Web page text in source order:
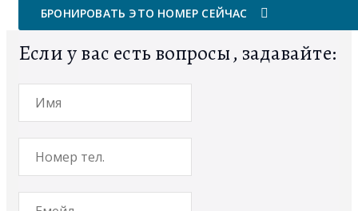
БРОНИРОВАТЬ ЭТО НОМЕР СЕЙЧАС
Если у вас есть вопросы, задавайте: